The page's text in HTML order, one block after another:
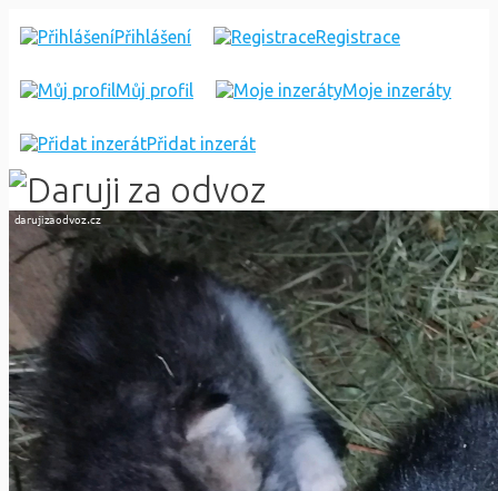
Přihlášení Registrace
Můj profil Moje inzeráty
Přidat inzerát
KOŤATA